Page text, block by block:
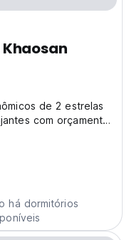
de 2 estrelas
com orçamento
​​em Bangkok a um
há dormitórios